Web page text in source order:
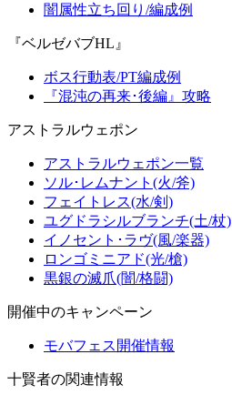
闇属性立ち回り/編成例
『ベルゼバブHL』
ボス行動表/PT編成例
『混沌の再来･後編』攻略
アストラルウェポン
アストラルウェポン一覧
ソル･レムナント(火/斧)
フェイトレス(水/剣)
ユグドラシルブランチ(土/杖)
イノセント･ラヴ(風/楽器)
ロンゴミニアド(光/槍)
黒銀の滅爪(闇/格闘)
開催中のキャンペーン
モバフェス開催情報
十賢者の関連情報